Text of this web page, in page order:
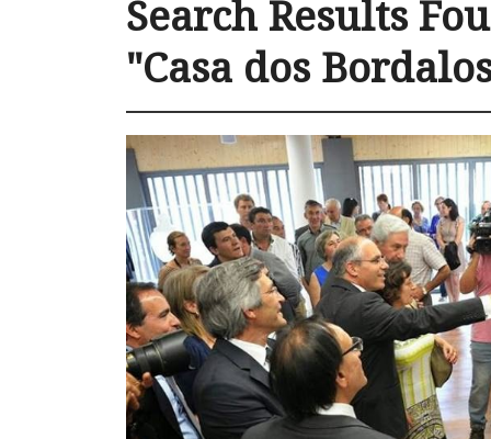
Search Results
"Casa dos